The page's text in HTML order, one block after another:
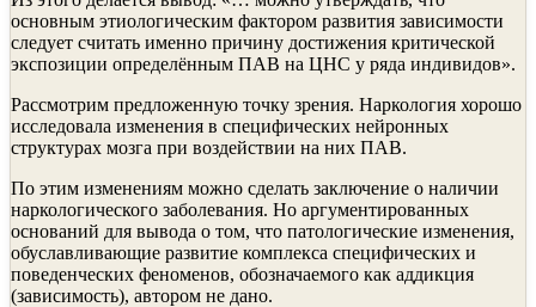
основным этиологическим фактором развития зависимости
следует считать именно причину достижения критической
экспозиции определённым ПАВ на ЦНС у ряда индивидов».
Рассмотрим предложенную точку зрения. Наркология хорошо
исследовала изменения в специфических нейронных
структурах мозга при воздействии на них ПАВ.
По этим изменениям можно сделать заключение о наличии
наркологического заболевания. Но аргументированных
оснований для вывода о том, что патологические изменения,
обуславливающие развитие комплекса специфических и
поведенческих феноменов, обозначаемого как аддикция
(зависимость), автором не дано.